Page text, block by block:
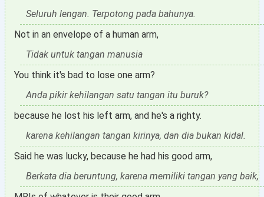
Seluruh lengan. Terpotong pada bahunya.
Not in an envelope of a human arm,
Tidak untuk tangan manusia
You think it's bad to lose one arm?
Anda pikir kehilangan satu tangan itu buruk?
because he lost his left arm, and he's a righty.
karena kehilangan tangan kirinya, dan dia bukan kidal.
Said he was lucky, because he had his good arm,
Berkata dia beruntung, karena memiliki tangan yang baik,